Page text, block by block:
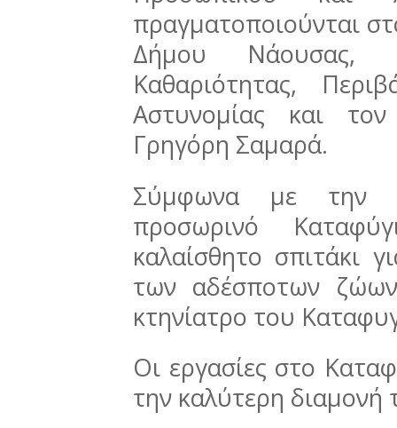
πραγματοποιούνται
Δήμου Νάουσας,
Καθαριότητας,
Αστυνομίας και
Γρηγόρη Σαμαρά.
Σύμφωνα με την
προσωρινό
καλαίσθητο σπιτάκι
των αδέσποτων
κτηνίατρο του
Οι εργασίες στο
την καλύτερη